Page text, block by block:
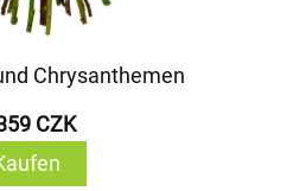
Chrysanthemen
CZK